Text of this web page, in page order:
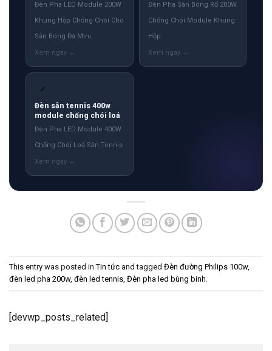
Đèn Pha LED Module 200W
Khung Hộp Chống Chói Cho
Sân Bóng Đá Mini
Đèn Pha Sân Bóng Rổ 200W
Chống Chói Module Khung
Hộp
✓
Đèn sân tennis 400w
module chống chói loá
Đèn Pha LED Module 400W
Chống Chói Loá Sân Tennis
This entry was posted inTin tức and tagged Đèn đường Philips 100w,
đèn led pha 200w, đèn led tennis Đèn pha led bùng binh
[devwp_posts_related]